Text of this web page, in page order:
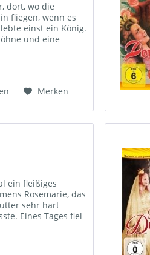
dort, wo die
fliegen, wenn es
einst ein König.
und eine
wieder heiratet,
Merken
ein fleißiges
Rosemarie, das
sehr hart
Eines Tages fiel
kam unversehrt